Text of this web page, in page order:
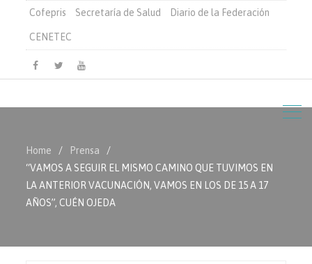
Cofepris Secretaría de Salud Diario de la Federación
CENETEC
Facebook
TwitterYoutube
Home
Prensa
“VAMOS A SEGUIR EL MISMO CAMINO QUE TUVIMOS EN
LA ANTERIOR VACUNACIÓN, VAMOS EN LOS DE 15 A 17
AÑOS”, CUÉN OJEDA